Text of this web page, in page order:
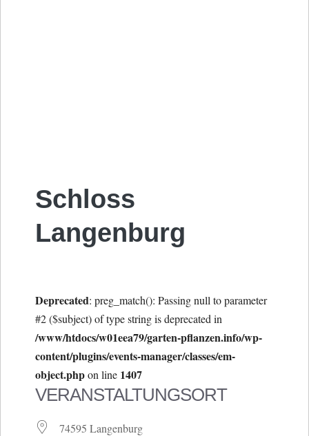
Schloss
Langenburg
Deprecated: preg_match(): Passing null to parameter
#2 ($subject) of type string is deprecated in
/www/htdocs/w01eea79/garten-pflanzen.info/wp-
content/plugins/events-manager/classes/em-
object.phpon line 1407
VERANSTALTUNGSORT
74595 Langenburg